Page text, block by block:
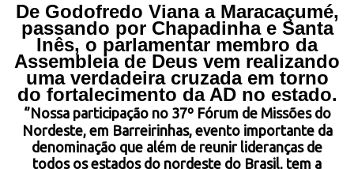
De Godofredo Viana a Maracaçumé,
passando por Chapadinha e Santa
Inês, o parlamentar membro da
Assembleia de Deus vem realizando
uma verdadeira cruzada em torno
do fortalecimento da AD no estado.
‘’Nossa participação no 37º Fórum de Missões do
Nordeste, em Barreirinhas, evento importante da
denominação que além de reunir lideranças de
todos os estados do nordeste do Brasil, tem a